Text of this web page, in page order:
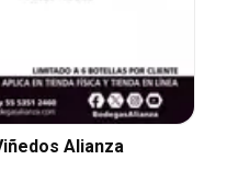
Alianza